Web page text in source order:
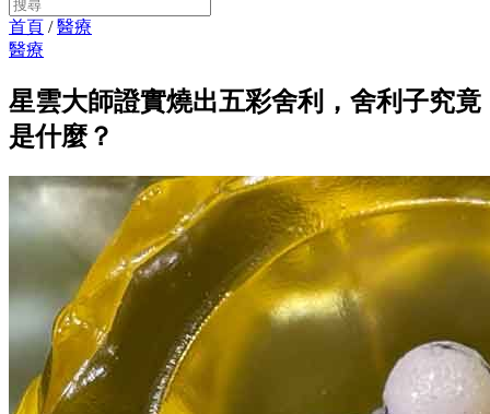
首頁 /醫療
醫療
星雲大師證實燒出五彩舍利，舍利子究竟
是什麼？